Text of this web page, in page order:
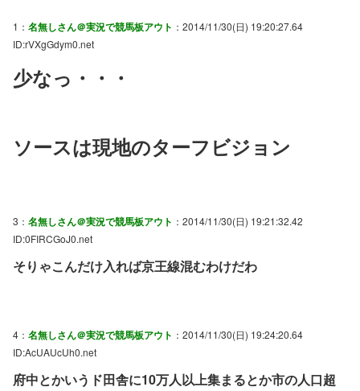
1： 名無しさん＠実況で競馬板アウト ：2014/11/30(日) 19:20:27.64
ID:rVXgGdym0.net
少なっ・・・
ソースは現地のターフビジョン
3： 名無しさん＠実況で競馬板アウト ：2014/11/30(日) 19:21:32.42
ID:0FIRCGoJ0.net
そりゃこんだけ入れば京王線混むわけだわ
4： 名無しさん＠実況で競馬板アウト ：2014/11/30(日) 19:24:20.64
ID:AcUAUcUh0.net
府中とかいうド田舎に10万人以上集まるとか市の人口超